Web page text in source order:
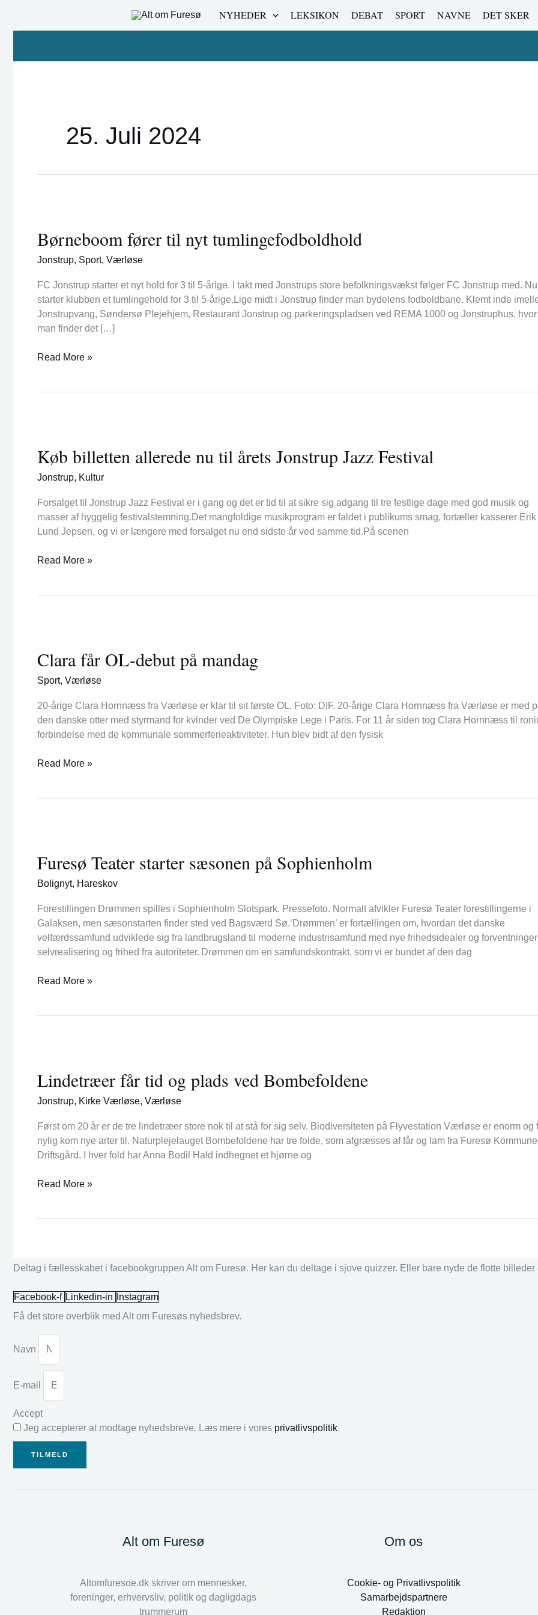
NYHEDER LEKSIKON DEBAT SPORT NAVNE DET SKER
25. Juli 2024
Børneboom fører til nyt tumlingefodboldhold
Jonstrup, Sport, Værløse
FC Jonstrup starter et nyt hold for 3 til 5-årige. I takt med Jonstrups store befolkningsvækst følger FC Jonstrup med. Nu
starter klubben et tumlingehold for 3 til 5-årige.Lige midt i Jonstrup finder man bydelens fodboldbane. Klemt inde
Jonstrupvang, Søndersø Plejehjem, Restaurant Jonstrup og parkeringspladsen ved REMA 1000 og Jonstruphus, hvor
man finder det […]
til
nyt
tumlingefodboldhold
Read More »
Køb billetten allerede nu til årets Jonstrup Jazz Festival
Jonstrup, Kultur
Forsalget til Jonstrup Jazz Festival er i gang og det er tid til at sikre sig adgang til tre festlige dage med god musik og
masser af hyggelig festivalstemning.Det mangfoldige musikprogram er faldet i publikums smag, fortæller kasserer Erik
Lund Jepsen, og vi er længere med forsalget nu end sidste år ved samme tid.På scenen
allerede
nu
til
Jonstrup
Jazz
Festival
Read More »
Clara får OL-debut på mandag
Sport, Værløse
20-årige Clara Hornnæss fra Værløse er klar til sit første OL. Foto: DIF. 20-årige Clara Hornnæss fra Værløse er med
den danske otter med styrmand for kvinder ved De Olympiske Lege i Paris. For 11 år siden tog Clara Hornnæss til
forbindelse med de kommunale sommerferieaktiviteter. Hun blev bidt af den fysisk
OL-
debut
på
Read More »
Furesø Teater starter sæsonen på Sophienholm
Bolignyt, Hareskov
Forestillingen Drømmen spilles i Sophienholm Slotspark. Pressefoto. Normalt afvikler Furesø Teater forestillingerne i
Galaksen, men sæsonstarten finder sted ved Bagsværd Sø.‘Drømmen’ er fortællingen om, hvordan det danske
velfærdssamfund udviklede sig fra landbrugsland til moderne industrisamfund med nye frihedsidealer og
selvrealisering og frihed fra autoriteter. Drømmen om en samfundskontrakt, som vi er bundet af den dag
starter
sæsonen
på
Read More »
Lindetræer får tid og plads ved Bombefoldene
Jonstrup, Kirke Værløse, Værløse
Først om 20 år er de tre lindetræer store nok til at stå for sig selv. Biodiversiteten på Flyvestation Værløse er enorm og
nylig kom nye arter til. Naturplejelauget Bombefoldene har tre folde, som afgræsses af får og lam fra Furesø
Driftsgård. I hver fold har Anna Bodil Hald indhegnet et hjørne og
tid
og
plads
Bombefoldene
Read More »
Deltag i fællesskabet i facebookgruppen Alt om Furesø. Her kan du deltage i sjove quizzer. Eller bare nyde de flotte
Facebook-f Linkedin-in
Instagram
Få det store overblik med Alt om Furesøs nyhedsbrev.
Navn
E-mail
Accept
Jeg accepterer at modtage nyhedsbreve. Læs mere i vores privatlivspolitik.
TILMELD
Alt om Furesø
Altomfuresoe.dk skriver om mennesker,
foreninger, erhvervsliv, politik og dagligdags
trummerum
Om os
Cookie- og Privatlivspolitik
Samarbejdspartnere
Redaktion